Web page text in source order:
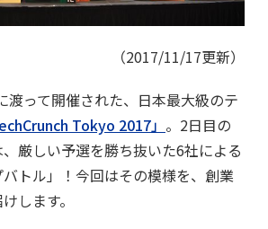
（2017/11/17更新）
渡って開催された、日本最大級のテ
Tokyo 2017」 。2日目の
厳しい予選を勝ち抜いた6社による
バトル」！今回はその模様を、創業
します。